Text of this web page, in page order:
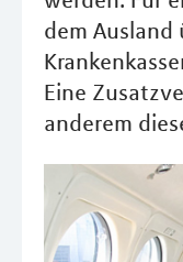
dem Ausland
Eine
anderem